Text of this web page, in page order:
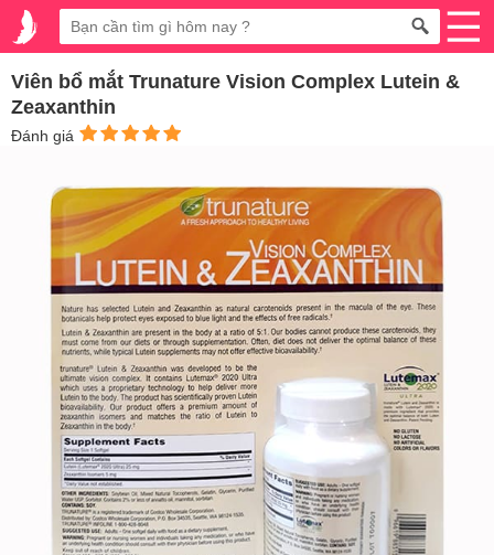
Viên bổ mắt Trunature Vision Complex Lutein &
Zeaxanthin
Đánh giá